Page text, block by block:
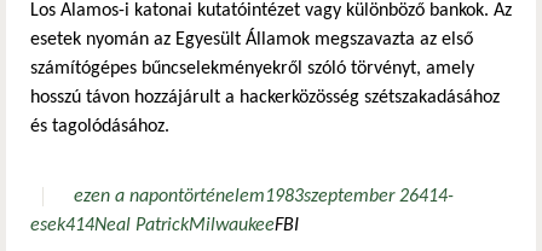
Los Alamos-i katonai kutatóintézet vagy különböző bankok. Az
esetek nyomán az Egyesült Államok megszavazta az első
számítógépes bűncselekményekről szóló törvényt, amely
hosszú távon hozzájárult a hackerközösség szétszakadásához
és tagolódásához.
ezen a napontörténelem1983szeptember 26414-
esek414Neal PatrickMilwaukeeFBI